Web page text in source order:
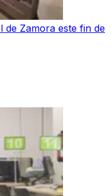
Zamora este fin de